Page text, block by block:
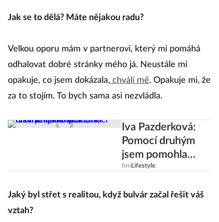
Jak se to dělá? Máte nějakou radu?
Velkou oporu mám v partnerovi, který mi pomáhá
odhalovat dobré stránky mého já. Neustále mi
opakuje, co jsem dokázala, chválí mě. Opakuje mi, že
za to stojím. To bych sama asi nezvládla.
Iva Pazderková:
Pomocí druhým
jsem pomohla
hlavně sama sobě
tim Lifestyle
Jaký byl střet s realitou, když bulvár začal řešit váš
vztah?